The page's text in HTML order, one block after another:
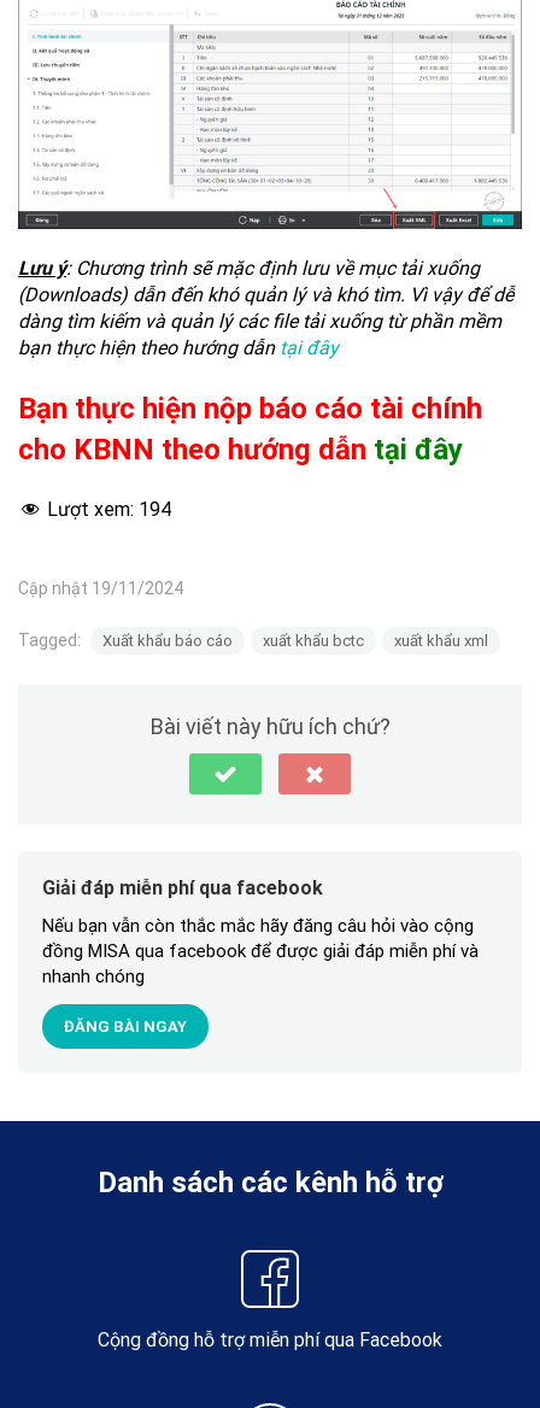
Lưu ý: Chương trình sẽ mặc định lưu về mục tải xuống
(Downloads) dẫn đến khó quản lý và khó tìm. Vì vậy để dễ
dàng tìm kiếm và quản lý các file tải xuống từ phần mềm
bạn thực hiện theo hướng dẫn tại đây
Bạn thực hiện nộp báo cáo tài chính
cho KBNN theo hướng dẫn tại đây
Lượt xem: 194
Cập nhật 19/11/2024
Tagged: Xuất khẩu báo cáo xuất khẩu bctc xuất khẩu xml
Bài viết này hữu ích chứ?
Giải đáp miễn phí qua facebook
Nếu bạn vẫn còn thắc mắc hãy đăng câu hỏi vào cộng
đồng MISA qua facebook để được giải đáp miễn phí và
nhanh chóng
ĐĂNG BÀI NGAY
Danh sách các kênh hỗ trợ
Cộng đồng hỗ trợ miễn phí qua Facebook